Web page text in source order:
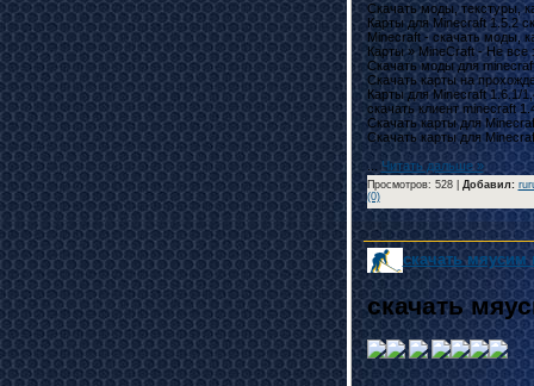
Скачать моды, текстуры,
Карты для Minecraft 1.5.2
Minecraft - скачать моды,
Карты » MineCraft - Не все
Скачать моды для
Скачать карты на
Карты для Minecraft 1.6.1/
скачать клиент minecraft
Скачать карты для
Скачать карты для
Читать дальше »
Просмотров: 528 | Добавил:
(0)
скачать мяусим
скачать